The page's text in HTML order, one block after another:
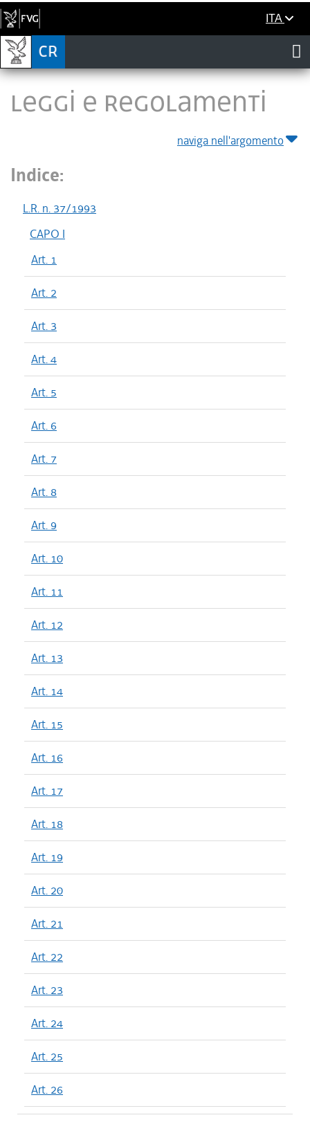
ITA
LEGGI E REGOLAMENTI
naviga nell'argomento
Indice:
L.R. n. 37/1993
CAPO I
Art. 1
Art. 2
Art. 3
Art. 4
Art. 5
Art. 6
Art. 7
Art. 8
Art. 9
Art. 10
Art. 11
Art. 12
Art. 13
Art. 14
Art. 15
Art. 16
Art. 17
Art. 18
Art. 19
Art. 20
Art. 21
Art. 22
Art. 23
Art. 24
Art. 25
Art. 26